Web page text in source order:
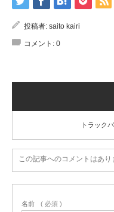
投稿者: saito kairi
コメント: 0
トラック
この記事へのコメントはあり
名前 ( 必須 )